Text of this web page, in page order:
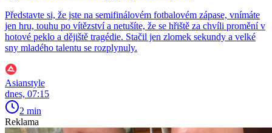
Představte si, že jste na semifinálovém fotbalovém zápase, vnímáte
jen hru, touhu po vítězství a netušíte, že se hřiště za chvíli promění v
hotové peklo a dějiště tragédie. Stačil jen zlomek sekundy a velké
sny mladého talentu se rozplynuly.
Asianstyle
dnes, 07:15
2 min
Reklama